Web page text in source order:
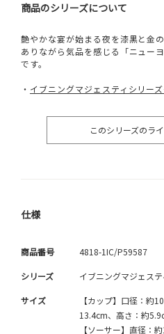
商品のシリーズについて
艶やかな宴が始まる夜を漆黒と金
ありながら気品を感じる「ニュー
です。
・ イブニングマジェスティシリー
このシリーズのラ
仕様
商品番号 4818-1IC/P59587
シリーズ イブニングマジェステ
サイズ
【カップ】口径：約
13.4cm、高さ：約
【ソーサー】直径：